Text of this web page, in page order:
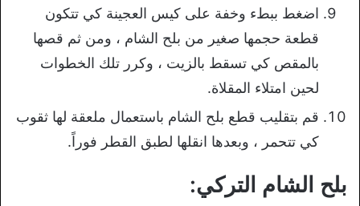
اضغط ببطء وخفة على كيس العجينة كي تتكون
قطعة حجمها صغير من بلح الشام ، ومن ثم قصها
بالمقص كي تسقط بالزيت ، وكرر تلك الخطوات
لحين امتلاء المقلاة.
قم بتقليب قطع بلح الشام باستعمال ملعقة لها ثقوب
كي تتحمر ، وبعدها انقلها لطبق القطر فوراً.
بلح الشام التركي: